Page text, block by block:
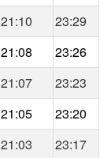
21:10
23:29
21:08
23:26
21:07
23:23
21:05
23:20
21:03
23:17